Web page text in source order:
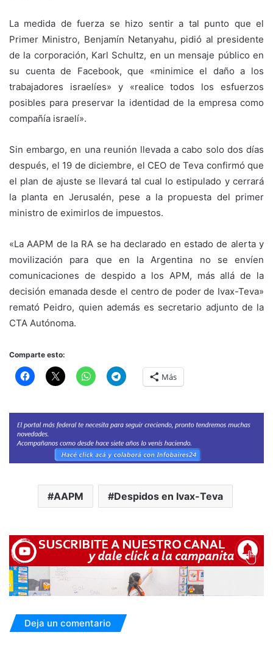
La medida de fuerza se hizo sentir a tal punto que el
Primer Ministro, Benjamín Netanyahu, pidió al presidente
de la corporación, Karl Schultz, en un mensaje público en
su cuenta de Facebook, que «minimice el daño a los
trabajadores israelíes» y «realice todos los esfuerzos
posibles para preservar la identidad de la empresa como
compañía israelí».
Sin embargo, en una reunión llevada a cabo solo dos días
después, el 19 de diciembre, el CEO de Teva confirmó que
el plan de ajuste se llevará tal cual lo estipulado y cerrará
la planta en Jerusalén, pese a la propuesta del primer
ministro de eximirlos de impuestos.
«La AAPM de la RA se ha declarado en estado de alerta y
movilización para que en la Argentina no se envíen
comunicaciones de despido a los APM, más allá de la
decisión emanada desde el centro de poder de Ivax-Teva»
remató Peidro, quien además es secretario adjunto de la
CTA Autónoma.
Comparte esto:
Más
AAPM Despidos en Ivax-Teva
Deja un comentario